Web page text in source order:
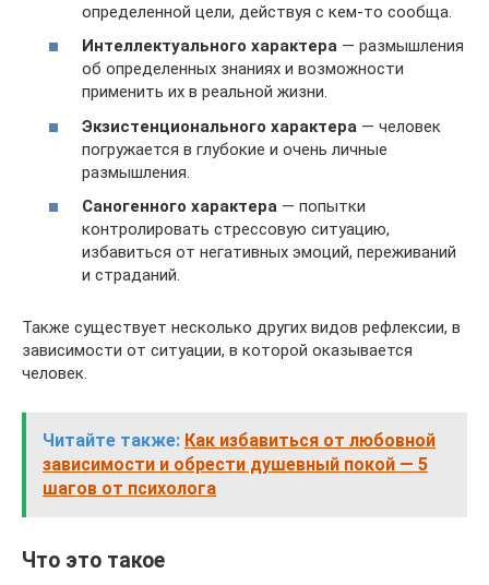
определенной цели, действуя с кем-то сообща.
Интеллектуального характера — размышления
об определенных знаниях и возможности
применить их в реальной жизни.
Экзистенционального характера — человек
погружается в глубокие и очень личные
размышления.
Саногенного характера — попытки
контролировать стрессовую ситуацию,
избавиться от негативных эмоций, переживаний
и страданий.
Также существует несколько других видов рефлексии, в
зависимости от ситуации, в которой оказывается
человек.
Читайте также: Как избавиться от любовной
зависимости и обрести душевный покой — 5
шагов от психолога
Что это такое